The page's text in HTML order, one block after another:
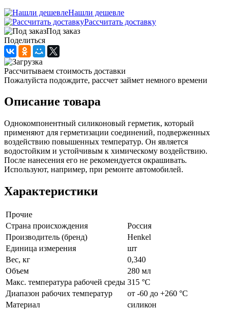
Нашли дешевле
Рассчитать доставку
Под заказ
Поделиться
Рассчитываем стоимость доставки
Пожалуйста подождите, рассчет займет немного времени
Описание товара
Однокомпонентный силиконовый герметик, который
применяют для герметизации соединений, подверженных
воздействию повышенных температур. Он является
водостойким и устойчивым к химическому воздействию.
После нанесения его не рекомендуется окрашивать.
Используют, например, при ремонте автомобилей.
Характеристики
Прочие
Страна происхождения
Россия
Производитель (бренд)
Henkel
Единица измерения
шт
Вес, кг
0,340
Объем
280 мл
Макс. температура рабочей среды 315 °C
Диапазон рабочих температур
от -60 до +260 °C
Материал
силикон